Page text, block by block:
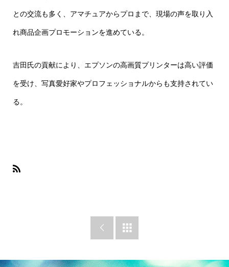
との交流も多く、アマチュアからプロまで、現場の声を取り入
れ商品企画プロモーションを進めている。
吉田氏の貢献により、エプソンの高画質プリンターは高い評価
を受け、写真愛好家やプロフェッショナルからも支持されてい
る。
 